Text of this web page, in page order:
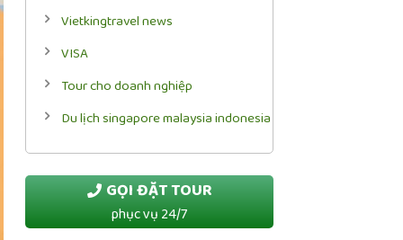
Vietkingtravel news
VISA
Tour cho doanh nghiệp
Du lịch singapore malaysia indonesia
GỌI ĐẶT TOUR
phục vụ 24/7